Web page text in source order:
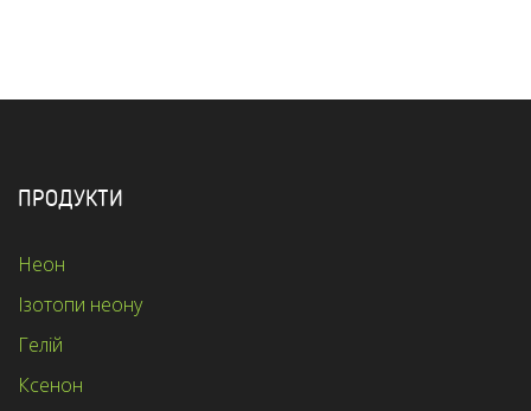
ПРОДУКТИ
Неон
Ізотопи неону
Гелій
Ксенон